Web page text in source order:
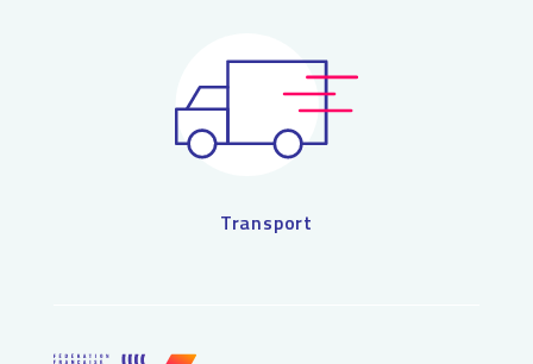
Transport